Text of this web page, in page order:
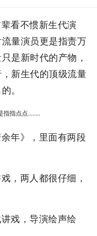
看不惯新生代演
量演员更是指责万
是新时代的产物，
新生代的顶级流量
。
年》，里面有两段
，两人都很仔细，
戏，导演绘声绘